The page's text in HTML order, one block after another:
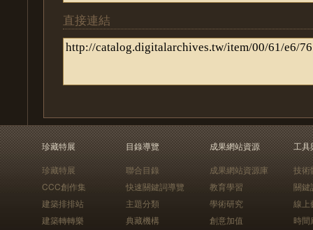
直接連結
珍藏特展
珍藏特展
CCC創作集
建築排排站
建築轉轉樂
目錄導覽
聯合目錄
快速關鍵詞導覽
主題分類
典藏機構
成果網站資源
成果網站資源庫
教育學習
學術研究
創意加值
工具
技術
關鍵
線上
時間